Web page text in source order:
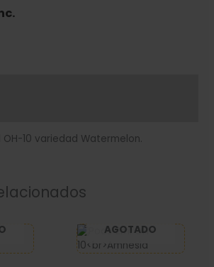
10 variedad Watermelon.
AGOTADO